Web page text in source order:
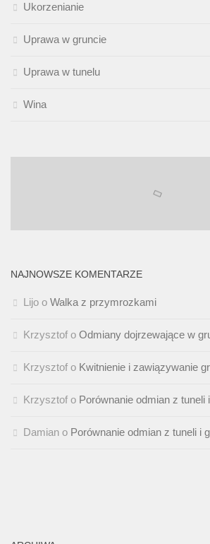
Ukorzenianie
Uprawa w gruncie
Uprawa w tunelu
Wina
NAJNOWSZE KOMENTARZE
Lijo o Walka z przymrozkami
Krzysztof o Odmiany dojrzewające w
Krzysztof o Kwitnienie i zawiązywanie
Krzysztof o Porównanie odmian z tuneli
Damian o Porównanie odmian z tuneli i